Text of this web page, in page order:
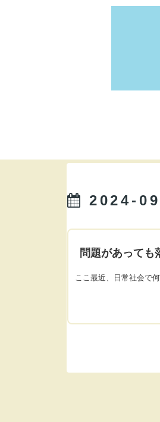
2024-09
問題があっても
ここ最近、日常社会で